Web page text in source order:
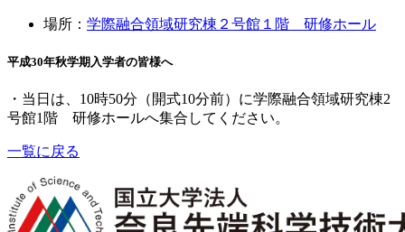
場所： 学際融合領域研究棟２号館１階 研修ホール
平成30年秋学期入学者の皆様へ
・当日は、10時50分（開式10分前）に学際融合領域研究棟2
号館1階 研修ホールへ集合してください。
一覧に戻る